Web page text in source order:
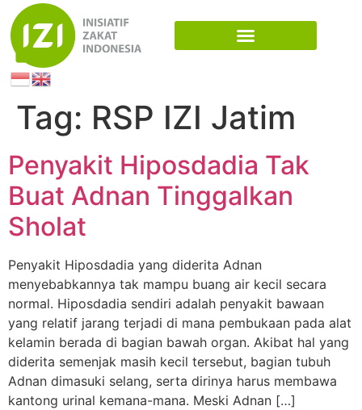
Tag: RSP IZI Jatim
Penyakit Hiposdadia Tak
Buat Adnan Tinggalkan
Sholat
Penyakit Hiposdadia yang diderita Adnan
menyebabkannya tak mampu buang air kecil secara
normal. Hiposdadia sendiri adalah penyakit bawaan
yang relatif jarang terjadi di mana pembukaan pada alat
kelamin berada di bagian bawah organ. Akibat hal yang
diderita semenjak masih kecil tersebut, bagian tubuh
Adnan dimasuki selang, serta dirinya harus membawa
kantong urinal kemana-mana. Meski Adnan […]